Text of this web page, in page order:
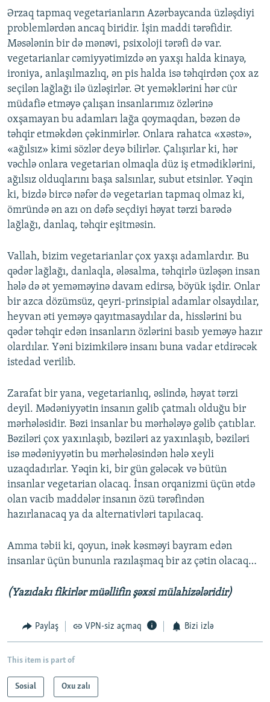
Ərzaq tapmaq vegetarianların Azərbaycanda üzləşdiyi
problemlərdən ancaq biridir. İşin maddi tərəfidir.
Məsələnin bir də mənəvi, psixoloji tərəfi də var.
vegetarianlar cəmiyyətimizdə ən yaxşı halda kinayə,
ironiya, anlaşılmazlıq, ən pis halda isə təhqirdən çox az
seçilən lağlağı ilə üzləşirlər. Ət yeməklərini hər cür
müdafiə etməyə çalışan insanlarımız özlərinə
oxşamayan bu adamları lağa qoymaqdan, bəzən də
təhqir etməkdən çəkinmirlər. Onlara rahatca «xəstə»,
«ağılsız» kimi sözlər deyə bilirlər. Çalışırlar ki, hər
vəchlə onlara vegetarian olmaqla düz iş etmədiklərini,
ağılsız olduqlarını başa salsınlar, subut etsinlər. Yəqin
ki, bizdə bircə nəfər də vegetarian tapmaq olmaz ki,
ömründə ən azı on dəfə seçdiyi həyat tərzi barədə
lağlağı, danlaq, təhqir eşitməsin.
Vallah, bizim vegetarianlar çox yaxşı adamlardır. Bu
qədər lağlağı, danlaqla, ələsalma, təhqirlə üzləşən insan
hələ də ət yeməməyinə davam edirsə, böyük işdir. Onlar
bir azca dözümsüz, qeyri-prinsipial adamlar olsaydılar,
heyvan əti yeməyə qayıtmasaydılar da, hisslərini bu
qədər təhqir edən insanların özlərini basıb yeməyə hazır
olardılar. Yəni bizimkilərə insanı buna vadar etdirəcək
istedad verilib.
Zarafat bir yana, vegetarianlıq, əslində, həyat tərzi
deyil. Mədəniyyətin insanın gəlib çatmalı olduğu bir
mərhələsidir. Bəzi insanlar bu mərhələyə gəlib çatıblar.
Bəziləri çox yaxınlaşıb, bəziləri az yaxınlaşıb, bəziləri
isə mədəniyyətin bu mərhələsindən hələ xeyli
uzaqdadırlar. Yəqin ki, bir gün gələcək və bütün
insanlar vegetarian olacaq. İnsan orqanizmi üçün ətdə
olan vacib maddələr insanın özü tərəfindən
hazırlanacaq ya da alternativləri tapılacaq.
Amma təbii ki, qoyun, inək kəsməyi bayram edən
insanlar üçün bununla razılaşmaq bir az çətin olacaq…
(Yazıdakı fikirlər müəllifin şəxsi mülahizələridir)
Paylaş VPN-siz açmaq Bizi izlə
This item is part of
Sosial Oxu zalı